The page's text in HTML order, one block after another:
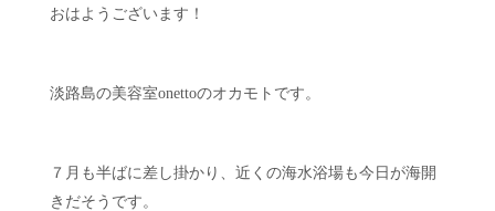
おはようございます！
淡路島の美容室onettoのオカモトです。
７月も半ばに差し掛かり、近くの海水浴場も今日が海開
きだそうです。